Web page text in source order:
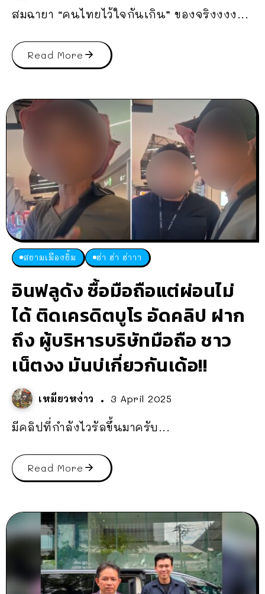
สมฉายา “คนไทยไว้ใจกันเกิน” ของจริงงงง...
Read More
สยามเมืองยิ้ม ฮ่า ฮ่า ฮ่าาา
อินฟลูดัง ซื้อมือถือแต่ผ่อนไม่
ได้ ติดเครดิตบูโร อัดคลิป ฝาก
ถึง ผู้บริหารบริษัทมือถือ ชาว
เน็ตงง มันบ่เกี่ยวกันเด้อ!!
เหมียวหง่าว 3 April 2025
มีคลิปที่กำลังไวรัลขึ้นมาครับ...
Read More